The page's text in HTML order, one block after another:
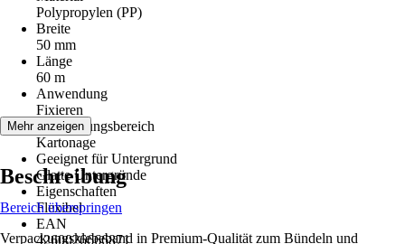
Polypropylen (PP)
Breite
50 mm
Länge
60 m
Anwendung
Fixieren
Anwendungsbereich
Kartonage
Geeignet für Untergrund
Glatte Untergründe
Eigenschaften
Flexibel
EAN
4260026666871
Mehr anzeigen
Beschreibung
Bereich überspringen
Verpackungsklebeband in Premium-Qualität zum Bündeln und